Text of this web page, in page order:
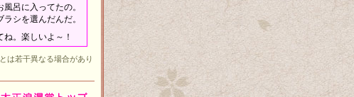
呂に入ってたの。
シを選んだんだ。
。楽しいよ～！
は若干異なる場合があり